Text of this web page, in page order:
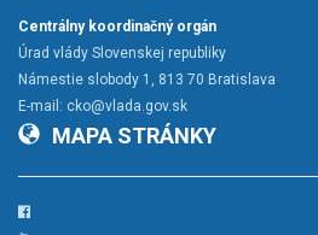
Centrálny koordinačný orgán
Úrad vlády Slovenskej republiky
Námestie slobody 1, 813 70 Bratislava
E-mail: cko@vlada.gov.sk
MAPA STRÁNKY
Facebook